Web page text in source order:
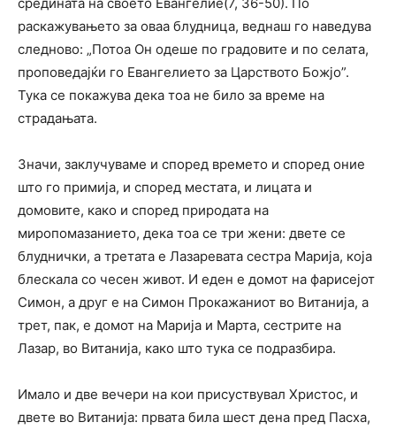
раскажувањето за оваа блудница, веднаш го наведува
следново: „Потоа Он одеше по градовите и по селата,
проповедајќи го Евангелието за Царството Божјо”.
Тука се покажува дека тоа не било за време на
страдањата.
Значи, заклучуваме и според времето и според оние
што го примија, и според местата, и лицата и
домовите, како и според природата на
миропомазанието, дека тоа се три жени: двете се
блуднички, а третата е Лазаревата сестра Марија, која
блескала со чесен живот. И еден е домот на фарисејот
Симон, а друг е на Симон Прокажаниот во Витанија, а
трет, пак, е домот на Марија и Марта, сестрите на
Лазар, во Витанија, како што тука се подразбира.
Имало и две вечери на кои присуствувал Христос, и
двете во Витанија: првата била шест дена пред Пасха,